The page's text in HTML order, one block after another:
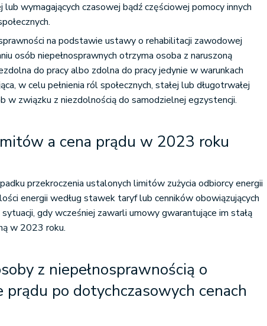
lub wymagających czasowej bądź częściowej pomocy innych
na podstawie ustawy o rehabilitacji zawodowej
osób niepełnosprawnych otrzyma osoba z naruszoną
do pracy albo zdolna do pracy jedynie w warunkach
w celu pełnienia ról społecznych, stałej lub długotrwałej
w związku z niezdolnością do samodzielnej egzystencji.
a cena prądu w 2023 roku
przekroczenia ustalonych limitów zużycia odbiorcy energii
energii według stawek taryf lub cenników obowiązujących
gdy wcześniej zawarli umowy gwarantujące im stałą
w 2023 roku.
z niepełnosprawnością o
po dotychczasowych cenach